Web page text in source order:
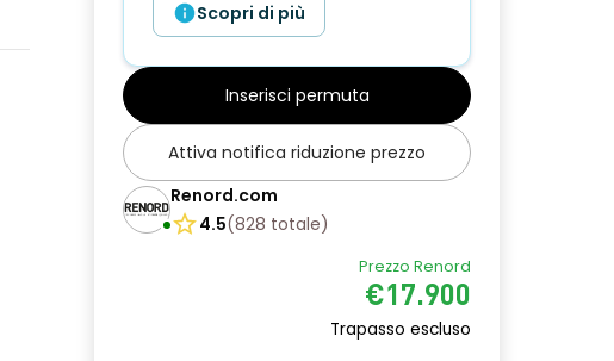
Scopri di più
Inserisci permuta
Attiva notifica riduzione prezzo
Renord.com
4.5(828 totale)
Prezzo Renord
€17.900
Trapasso escluso